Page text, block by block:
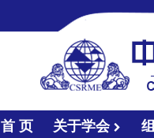
首 页 关于学会